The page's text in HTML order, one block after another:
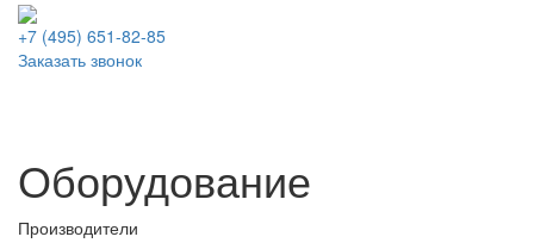
+7 (495) 651-82-85
Заказать звонок
Оборудование
Производители